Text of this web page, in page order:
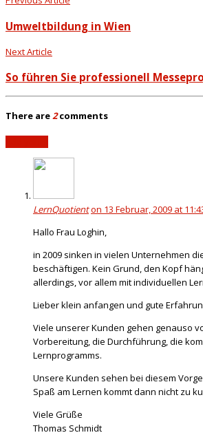
Umweltbildung in Wien
Next Article
So führen Sie professionell
There are2comments
LernQuotienton 13 Februar, 2009 at
Hallo Frau Loghin,
in 2009 sinken in vielen Unternehmen
beschäftigen. Kein Grund, den Kopf
allerdings, vor allem mit individuellen
Lieber klein anfangen und gute
Viele unserer Kunden gehen genauso
Vorbereitung, die Durchführung, die
Lernprogramms.
Unsere Kunden sehen bei diesem
Spaß am Lernen kommt dann nicht zu
Viele Grüße
Thomas Schmidt